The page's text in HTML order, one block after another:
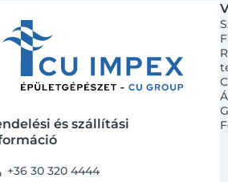
és szállítási
+36 30 320 4444